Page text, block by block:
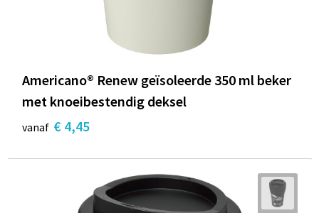
Americano® Renew geïsoleerde 350 ml beker
met knoeibestendig deksel
vanaf € 4,45